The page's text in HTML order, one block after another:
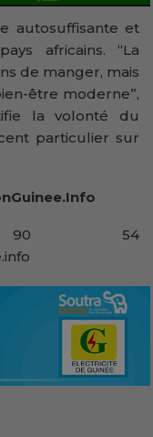
autosuffisante et
africains. “La
de manger, mais
être moderne”,
la volonté du
particulier sur
90 54